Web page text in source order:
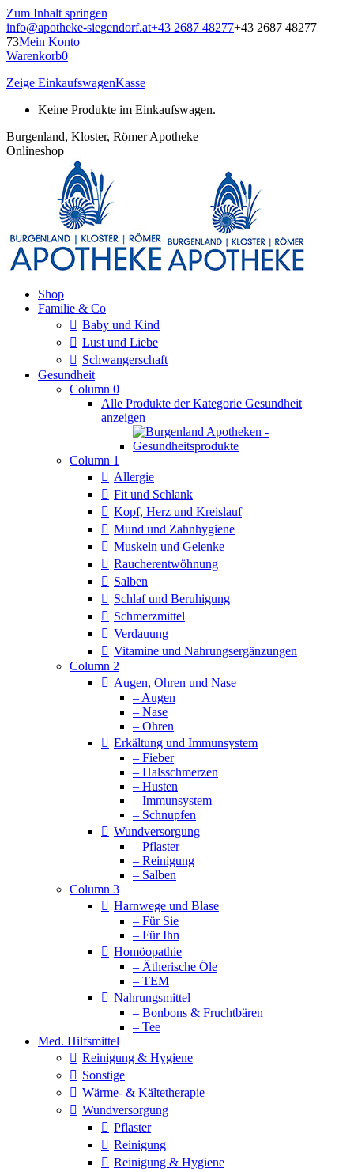
Zum Inhalt springen
info@apotheke-siegendorf.at+43 2687 48277+43 2687 48277
73Mein Konto
Warenkorb0
Zeige EinkaufswagenKasse
Keine Produkte im Einkaufswagen.
Burgenland, Kloster, Römer Apotheke
Onlineshop
Shop
Familie & Co
Baby und Kind
Lust und Liebe
Schwangerschaft
Gesundheit
Column 0
Alle Produkte der Kategorie Gesundheit
anzeigen
Column 1
Allergie
Fit und Schlank
Kopf, Herz und Kreislauf
Mund und Zahnhygiene
Muskeln und Gelenke
Raucherentwöhnung
Salben
Schlaf und Beruhigung
Schmerzmittel
Verdauung
Vitamine und Nahrungsergänzungen
Column 2
Augen, Ohren und Nase
– Augen
– Nase
– Ohren
Erkältung und Immunsystem
– Fieber
– Halsschmerzen
– Husten
– Immunsystem
– Schnupfen
Wundversorgung
– Pflaster
– Reinigung
– Salben
Column 3
Harnwege und Blase
– Für Sie
– Für Ihn
Homöopathie
– Ätherische Öle
– TEM
Nahrungsmittel
– Bonbons & Fruchtbären
– Tee
Med. Hilfsmittel
Reinigung & Hygiene
Sonstige
Wärme- & Kältetherapie
Wundversorgung
Pflaster
Reinigung
Reinigung & Hygiene